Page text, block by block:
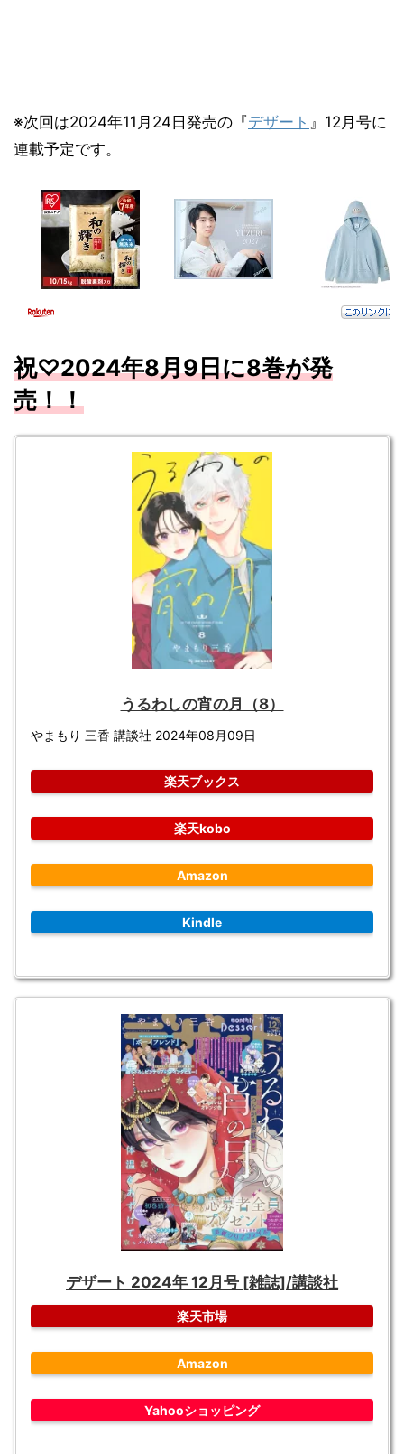
※次回は2024年11月24日発売の『デザート 』12月号に
連載予定です。
祝♡2024年8月9日に8巻が発
売！！
うるわしの宵の月（8）
やまもり 三香 講談社 2024年08月09日
楽天ブックス
楽天kobo
Amazon
Kindle
デザート 2024年 12月号 [雑誌]/講談社
楽天市場
Amazon
Yahooショッピング